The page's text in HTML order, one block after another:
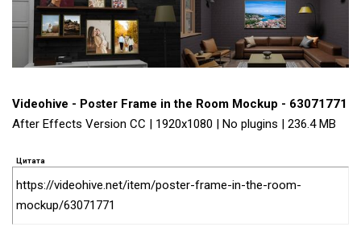
Videohive - Poster Frame in the Room Mockup - 63071771
After Effects Version CC | 1920x1080 | No plugins | 236.4 MB
Цитата
https://videohive.net/item/poster-frame-in-the-room-
mockup/63071771